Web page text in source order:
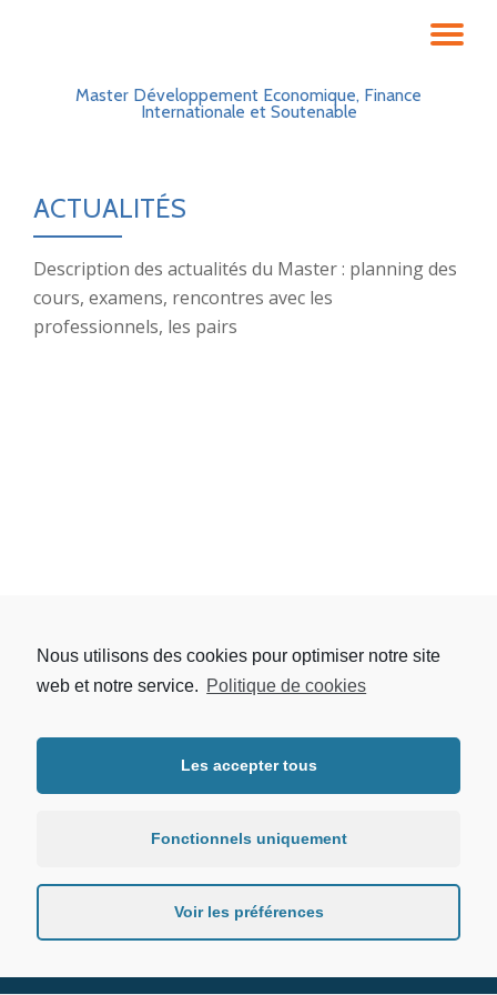
Nous utilisons des cookies pour optimiser notre site
web et notre service. Politique de cookies
Les accepter tous
Fonctionnels uniquement
Voir les préférences
Master Développement Economique, Finance
Internationale et Soutenable
ACTUALITÉS
Description des actualités du Master : planning des
cours, examens, rencontres avec les
professionnels, les pairs
Protection des données Mentions légales
Politique de cookies